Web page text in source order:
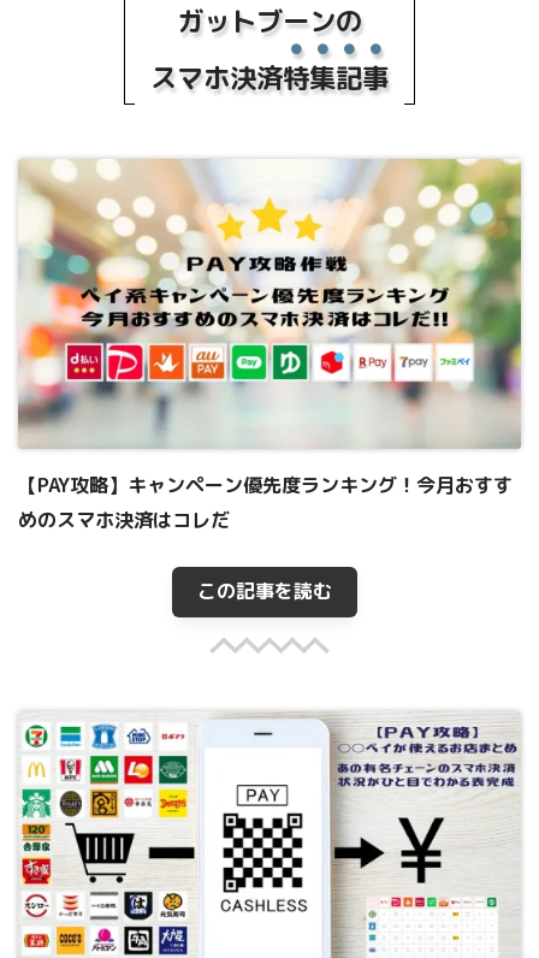
ガットブーンの
スマホ決済特集記事
【PAY攻略】キャンペーン優先度ランキング！今月おすす
めのスマホ決済はコレだ
この記事を読む